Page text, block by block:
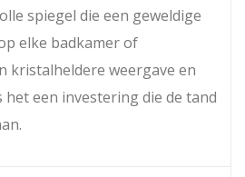
spiegel die een geweldige
elke badkamer of
kristalheldere weergave en
een investering die de tand